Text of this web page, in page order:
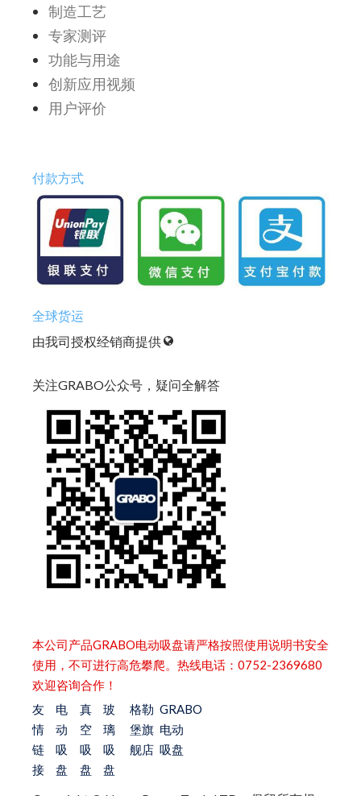
制造工艺
专家测评
功能与用途
创新应用视频
用户评价
付款方式
全球货运
由我司授权经销商提供
关注GRABO公众号，疑问全解答
本公司产品GRABO电动吸盘请严格按照使用说明书安全
使用，不可进行高危攀爬。热线电话：0752-2369680
欢迎咨询合作！
友
情
链
接
电
动
吸
盘
真
空
吸
盘
玻
璃
吸
盘
格勒
堡旗
舰店
GRABO
电动
吸盘